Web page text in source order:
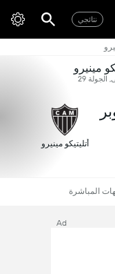
نتائجي
مينيرو
29
أتليتيكو مينيرو
المباشرة
Ad